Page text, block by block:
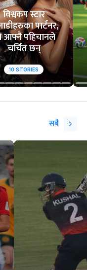
विश्वकप स्टार
पार्टनर,
आफ्नै पहिचानले
चर्चित छन्
10 STORIES
सबै